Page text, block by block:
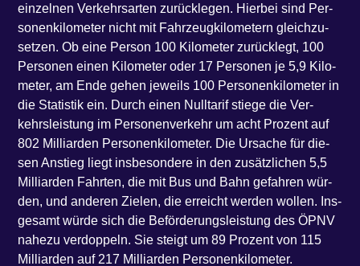
ein­zel­nen Ver­kehrs­ar­ten zurück­le­gen. Hier­bei sind Per­
so­nen­ki­lo­me­ter nicht mit Fahr­zeug­ki­lo­me­tern gleich­zu­
set­zen. Ob eine Per­son 100 Kilo­me­ter zurück­legt, 100
Per­so­nen einen Kilo­me­ter oder 17 Per­so­nen je 5,9 Kilo­
me­ter, am Ende gehen jeweils 100 Per­so­nen­ki­lo­me­ter in
die Sta­tis­tik ein. Durch einen Null­ta­rif stie­ge die Ver­
kehrs­leis­tung im Per­so­nen­ver­kehr um acht Pro­zent auf
802 Mil­li­ar­den Per­so­nen­ki­lo­me­ter. Die Ursa­che für die­
sen Anstieg liegt ins­be­son­de­re in den zusätz­li­chen 5,5
Mil­li­ar­den Fahr­ten, die mit Bus und Bahn gefah­ren wür­
den, und ande­ren Zie­len, die erreicht wer­den wol­len. Ins­
ge­samt wür­de sich die Beför­de­rungs­leis­tung des ÖPNV
nahe­zu ver­dop­peln. Sie steigt um 89 Pro­zent von 115
Mil­li­ar­den auf 217 Mil­li­ar­den Personenkilometer.